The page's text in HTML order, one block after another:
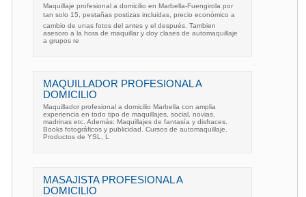
Maquillaje profesional a domicilio en Marbella-Fuengirola por
tan solo 15, pestañas postizas incluidas, precio económico a
cambio de unas fotos del antes y el después. Tambien
asesoro a la hora de maquillar y doy clases de automaquillaje
a grupos re
MAQUILLADOR PROFESIONAL A
DOMICILIO
Maquillador profesional a domicilio Marbella con amplia
experiencia en todo tipo de maquillajes, social, novias,
madrinas etc. Además: Maquillajes de fantasía y disfraces.
Books fotográficos y publicidad. Cursos de automaquillaje.
Productos de YSL, L
MASAJISTA PROFESIONAL A
DOMICILIO